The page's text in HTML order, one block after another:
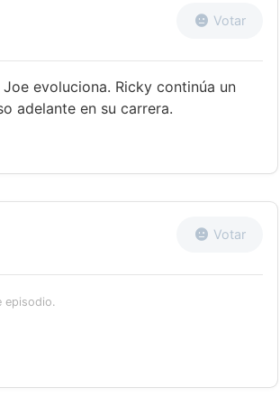
Votar
evoluciona. Ricky continúa un
adelante en su carrera.
Votar
episodio.